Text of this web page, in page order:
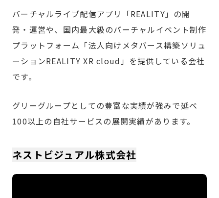
バーチャルライブ配信アプリ「REALITY」の開
発・運営や、国内最大級のバーチャルイベント制作
プラットフォーム「法人向けメタバース構築ソリュ
ーションREALITY XR cloud」を提供している会社
です。
グリーグループとしての豊富な実績が強みで延べ
100以上の自社サービスの展開実績があります。
ネストビジュアル株式会社